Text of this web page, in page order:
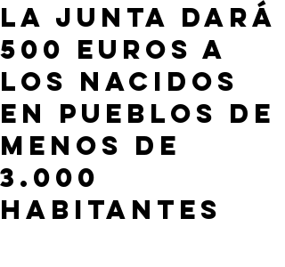
La Junta dará
500 euros a
los nacidos
en pueblos de
menos de
3.000
habitantes